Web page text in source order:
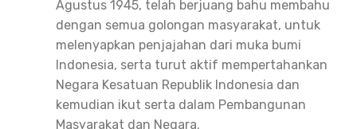
Agustus 1945, telah berjuang bahu membahu
dengan semua golongan masyarakat, untuk
melenyapkan penjajahan dari muka bumi
Indonesia, serta turut aktif mempertahankan
Negara Kesatuan Republik Indonesia dan
kemudian ikut serta dalam Pembangunan
Masyarakat dan Negara.